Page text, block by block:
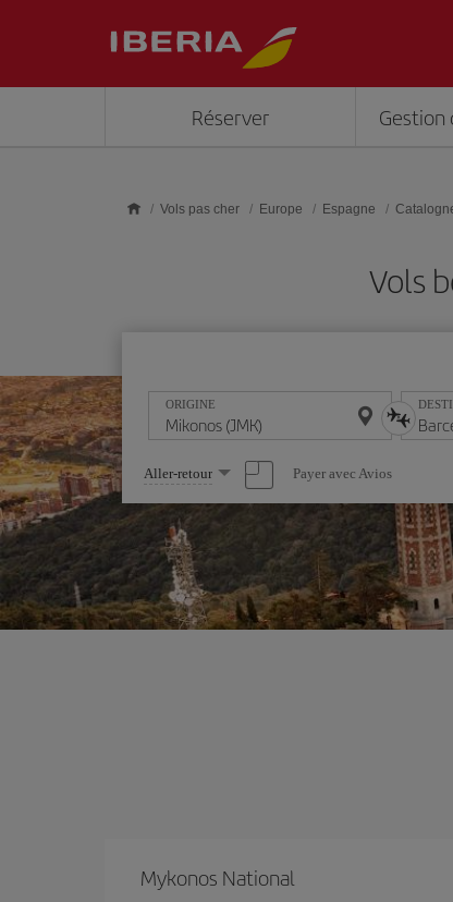
Réserver Gestion
Vols pas cher Europe Espagne
Vols
ORIGINE
Sélectionnez
une
option
Aller-retour Payer avec Avios
Mykonos National